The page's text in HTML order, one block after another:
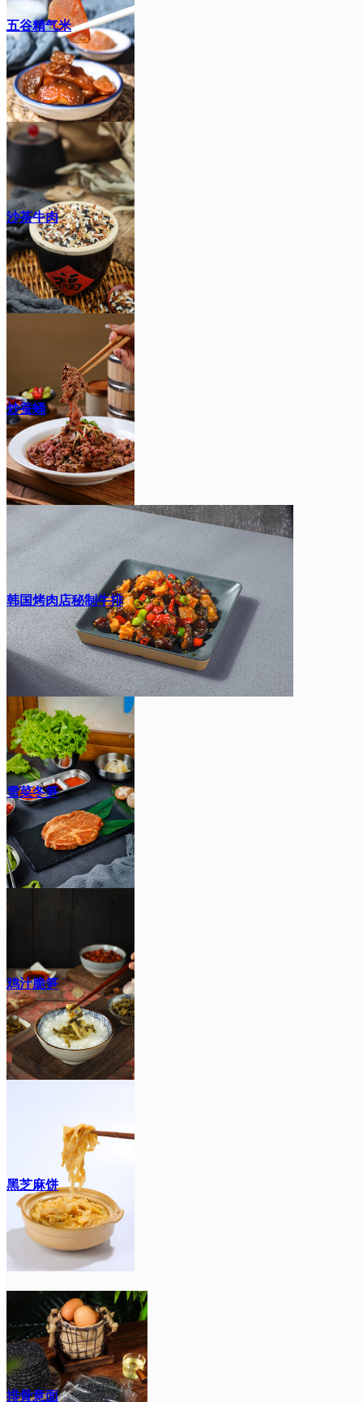
五谷精气米
沙茶牛肉
炒蚕蛹
韩国烤肉店秘制牛排
雪菜冬笋
鸡汁脆笋
黑芝麻饼
排骨意面